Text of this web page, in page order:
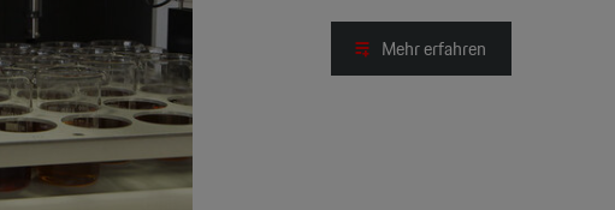
Mehr erfahren